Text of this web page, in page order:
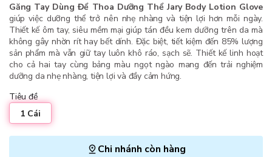
Găng Tay Dùng Để Thoa Dưỡng Thể Jary Body Lotion Glove
giúp việc dưỡng thể trở nên nhẹ nhàng và tiện lợi hơn mỗi ngày.
Thiết kế ôm tay, siêu mềm mại giúp tán đều kem dưỡng trên da mà
không gây nhờn rít hay bết dính. Đặc biệt, tiết kiệm đến 85% lượng
sản phẩm mà vẫn giữ tay luôn khô ráo, sạch sẽ. Thiết kế linh hoạt
cho cả hai tay cùng bảng màu ngọt ngào mang đến trải nghiệm
dưỡng da nhẹ nhàng, tiện lợi và đầy cảm hứng.
Tiêu đề
1 Cái
Chi nhánh còn hàng